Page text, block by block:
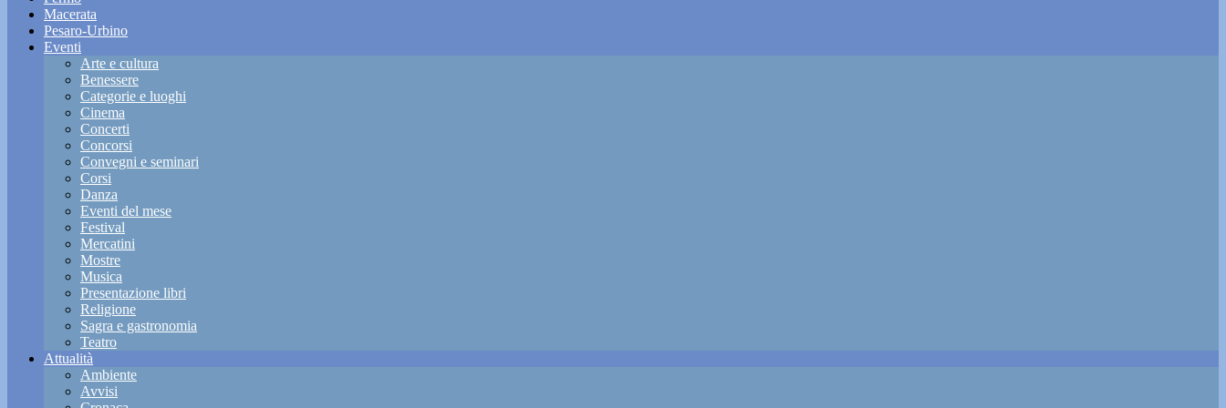
Macerata
Pesaro-Urbino
Eventi
Arte e cultura
Benessere
Categorie e luoghi
Cinema
Concerti
Concorsi
Convegni e seminari
Corsi
Danza
Eventi del mese
Festival
Mercatini
Mostre
Musica
Presentazione libri
Religione
Sagra e gastronomia
Teatro
Attualità
Ambiente
Avvisi